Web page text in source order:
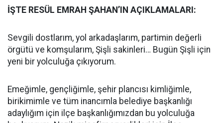
İŞTE RESÜL EMRAH ŞAHAN’IN AÇIKLAMALARI:
Sevgili dostlarım, yol arkadaşlarım, partimin değerli
örgütü ve komşularım, Şişli sakinleri… Bugün Şişli için
yeni bir yolculuğa çıkıyorum.
Emeğimle, gençliğimle, şehir plancısı kimliğimle,
birikimimle ve tüm inancımla belediye başkanlığı
adaylığım için ilçe başkanlığımızdan bu yolculuğa